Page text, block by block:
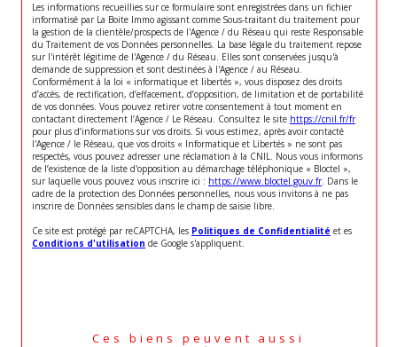
Les informations recueillies sur ce formulaire sont enregistrées dans un fichier
informatisé par La Boite Immo agissant comme Sous-traitant du traitement pour
la gestion de la clientèle/prospects de l'Agence / du Réseau qui reste Responsable
du Traitement de vos Données personnelles. La base légale du traitement repose
sur l'intérêt légitime de l'Agence / du Réseau. Elles sont conservées jusqu'à
demande de suppression et sont destinées à l'Agence / au Réseau.
Conformément à la loi « informatique et libertés », vous disposez des droits
d’accès, de rectification, d’effacement, d’opposition, de limitation et de portabilité
de vos données. Vous pouvez retirer votre consentement à tout moment en
contactant directement l’Agence / Le Réseau. Consultez le site https://cnil.fr/fr
pour plus d’informations sur vos droits. Si vous estimez, après avoir contacté
l'Agence / le Réseau, que vos droits « Informatique et Libertés » ne sont pas
respectés, vous pouvez adresser une réclamation à la CNIL. Nous vous informons
de l’existence de la liste d'opposition au démarchage téléphonique « Bloctel »,
sur laquelle vous pouvez vous inscrire ici : https://www.bloctel.gouv.fr. Dans le
cadre de la protection des Données personnelles, nous vous invitons à ne pas
inscrire de Données sensibles dans le champ de saisie libre.
Ce site est protégé par reCAPTCHA, les Politiques de Confidentialité et es
Conditions d'utilisation de Google s'appliquent.
Ces biens peuvent aussi